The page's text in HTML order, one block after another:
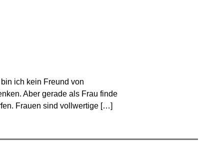
ich kein Freund von
Aber gerade als Frau finde
Frauen sind vollwertige […]